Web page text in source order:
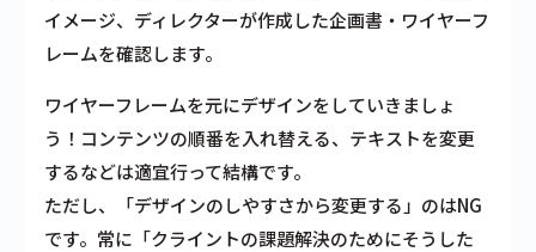
イメージ、ディレクターが作成した企画書・ワイヤーフ
レームを確認します。
ワイヤーフレームを元にデザインをしていきましょ
う！コンテンツの順番を入れ替える、テキストを変更
するなどは適宜行って結構です。
ただし、「デザインのしやすさから変更する」のはNG
です。常に「クライントの課題解決のためにそうした